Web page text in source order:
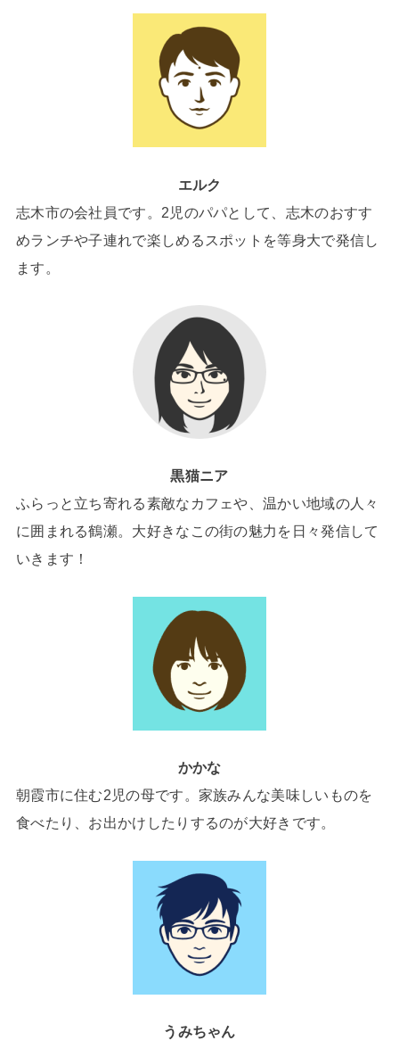
エルク
志木市の会社員です。2児のパパとして、志木のおすす
めランチや子連れで楽しめるスポットを等身大で発信し
ます。
黒猫ニア
ふらっと立ち寄れる素敵なカフェや、温かい地域の人々
に囲まれる鶴瀬。大好きなこの街の魅力を日々発信して
いきます！
かかな
朝霞市に住む2児の母です。家族みんな美味しいものを
食べたり、お出かけしたりするのが大好きです。
うみちゃん